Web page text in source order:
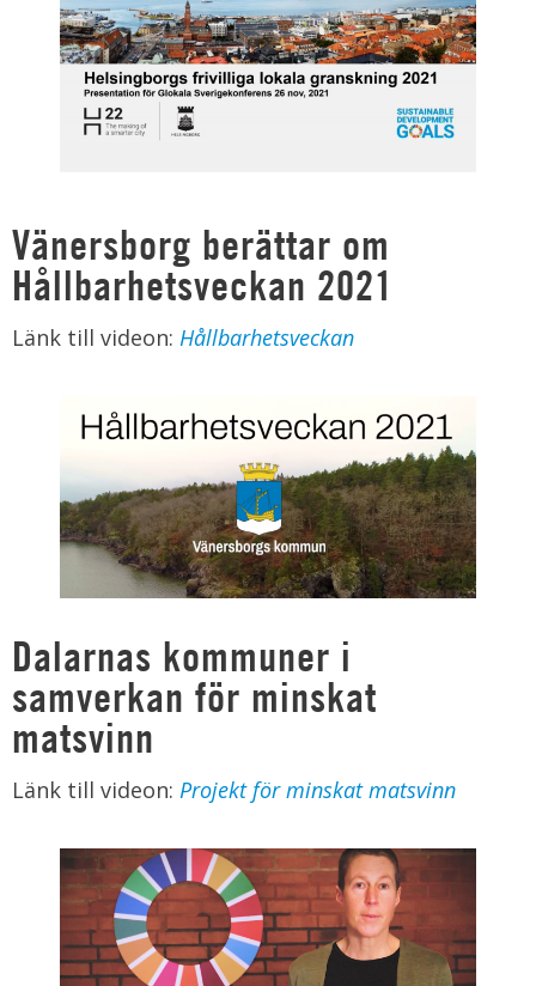
Vänersborg berättar om
Hållbarhetsveckan 2021
Länk till videon: Hållbarhetsveckan
Dalarnas kommuner i
samverkan för minskat
matsvinn
Länk till videon: Projekt för minskat matsvinn